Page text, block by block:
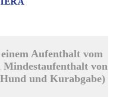
Aufenthalt vom
Mindestaufenthalt von
und Kurabgabe)